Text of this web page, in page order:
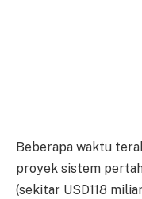
Beberapa waktu
proyek sistem
(sekitar USD118